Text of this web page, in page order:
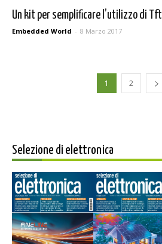
Un kit per semplificare l’utilizzo di Tft
Embedded World - 8 Marzo 2017
1 2
Selezione di elettronica